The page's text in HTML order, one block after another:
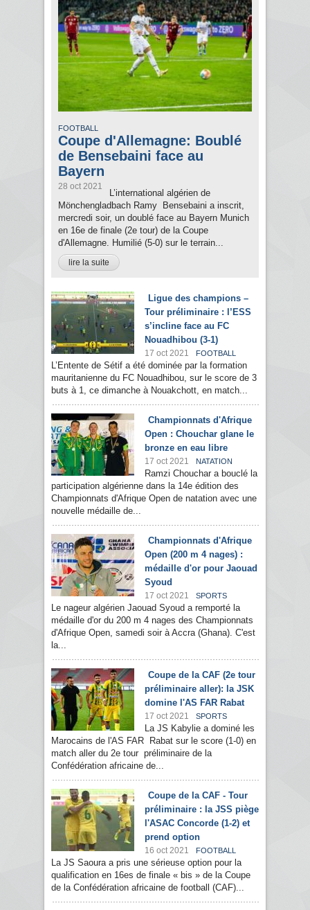
FOOTBALL
Coupe d'Allemagne: Boublé
de Bensebaini face au
Bayern
28 oct 2021
L’international algérien de
Mönchengladbach Ramy Bensebaini a inscrit,
mercredi soir, un doublé face au Bayern Munich
en 16e de finale (2e tour) de la Coupe
d'Allemagne. Humilié (5-0) sur le terrain...
lire la suite
Ligue des champions –
Tour préliminaire : l’ESS
s’incline face au FC
Nouadhibou (3-1)
17 oct 2021 FOOTBALL
L’Entente de Sétif a été dominée par la formation
mauritanienne du FC Nouadhibou, sur le score de 3
buts à 1, ce dimanche à Nouakchott, en match...
Championnats d'Afrique
Open : Chouchar glane le
bronze en eau libre
17 oct 2021 NATATION
Ramzi Chouchar a bouclé la
participation algérienne dans la 14e édition des
Championnats d'Afrique Open de natation avec une
nouvelle médaille de...
Championnats d'Afrique
Open (200 m 4 nages) :
médaille d'or pour Jaouad
Syoud
17 oct 2021 SPORTS
Le nageur algérien Jaouad Syoud a remporté la
médaille d'or du 200 m 4 nages des Championnats
d'Afrique Open, samedi soir à Accra (Ghana). C'est
la...
Coupe de la CAF (2e tour
préliminaire aller): la JSK
domine l'AS FAR Rabat
17 oct 2021 SPORTS
La JS Kabylie a dominé les
Marocains de l'AS FAR Rabat sur le score (1-0) en
match aller du 2e tour préliminaire de la
Confédération africaine de...
Coupe de la CAF - Tour
préliminaire : la JSS piège
l'ASAC Concorde (1-2) et
prend option
16 oct 2021 FOOTBALL
La JS Saoura a pris une sérieuse option pour la
qualification en 16es de finale « bis » de la Coupe
de la Confédération africaine de football (CAF)...